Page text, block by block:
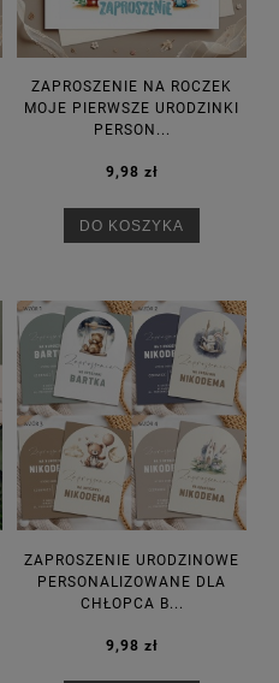
ZAPROSZENIE NA ROCZEK
MOJE PIERWSZE URODZINKI
PERSON...
9,98 zł
DO KOSZYKA
ZAPROSZENIE URODZINOWE
PERSONALIZOWANE DLA
CHŁOPCA B...
9,98 zł